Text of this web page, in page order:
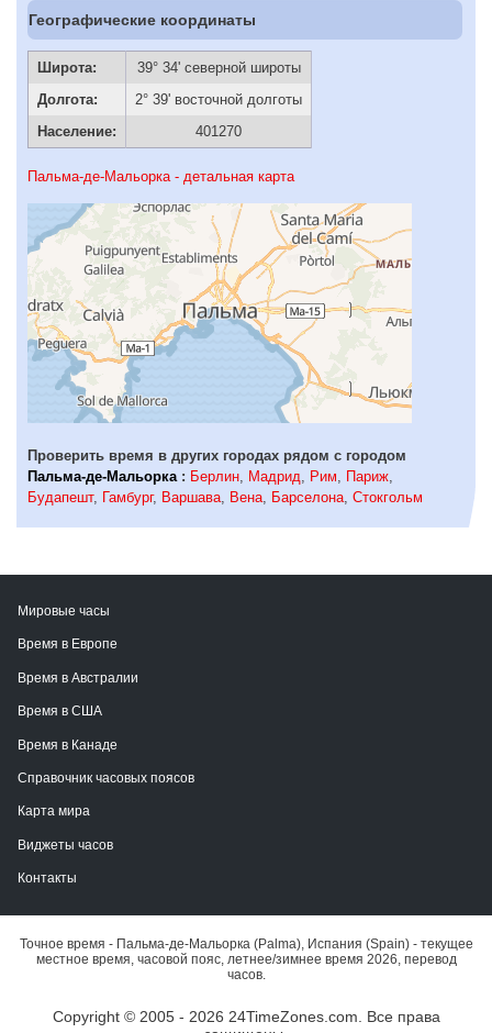
Географические координаты
Широта:
39° 34' северной широты
Долгота:
2° 39' восточной долготы
Население:
401270
Пальма-де-Мальорка - детальная карта
Проверить время в других городах рядом с городом
Пальма-де-Мальорка: Берлин, Мадрид, Рим, Париж,
Будапешт, Гамбург, Варшава, Вена, Барселона, Стокгольм
Мировые часы
Время в Европе
Время в Австралии
Время в США
Время в Канаде
Справочник часовых поясов
Карта мира
Виджеты часов
Контакты
Точное время - Пальма-де-Мальорка (Palma), Испания (Spain) - текущее
местное время, часовой пояс, летнее/зимнее время 2026, перевод
часов.
Copyright © 2005 - 2026 24TimeZones.com. Все права